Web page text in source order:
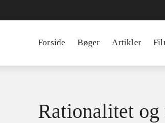
Forside Bøger Artikler
Rationalitet